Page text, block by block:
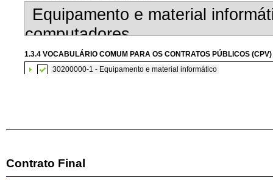
1.3.4 VOCABULÁRIO COMUM PARA OS CONTRATOS PÚBLICOS (CPV)
30200000-1 - Equipamento e material informático
1.3.7 CONTRATAÇÃO DE SERVIÇOS EM REGIME DE AVENÇA
Contrato Final